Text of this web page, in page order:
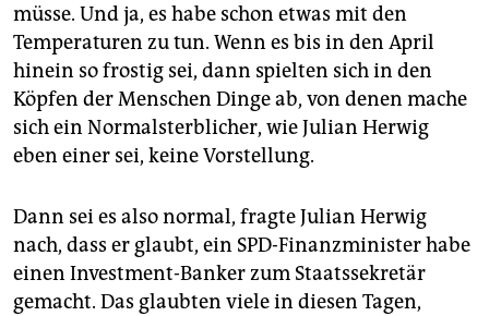
müsse. Und ja, es habe schon etwas mit den
Temperaturen zu tun. Wenn es bis in den April
hinein so frostig sei, dann spielten sich in den
Köpfen der Menschen Dinge ab, von denen mache
sich ein Normalsterblicher, wie Julian Herwig
eben einer sei, keine Vorstellung.
Dann sei es also normal, fragte Julian Herwig
nach, dass er glaubt, ein SPD-Finanzminister habe
einen Investment-Banker zum Staatssekretär
gemacht. Das glaubten viele in diesen Tagen,